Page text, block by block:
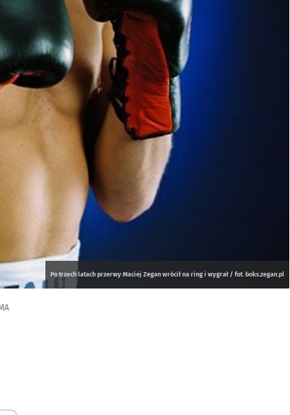
Po trzech latach przerwy Maciej Zegan wrócił na ring i wygrał / fot. boks.zegan.pl